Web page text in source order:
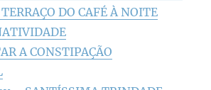
DO CAFÉ À NOITE
A CONSTIPAÇÃO